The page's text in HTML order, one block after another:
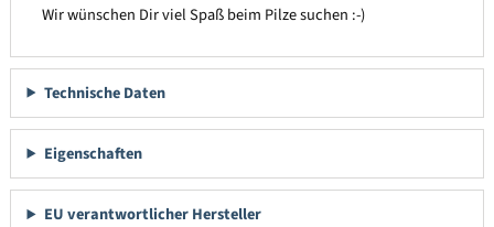
Wir wünschen Dir viel Spaß beim Pilze suchen :-)
Technische Daten
Eigenschaften
EU verantwortlicher Hersteller